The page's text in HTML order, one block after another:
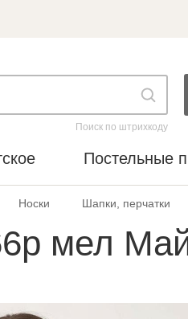
Поиск по штрихкоду
Постельные
Носки Шапки, перчатки
мел